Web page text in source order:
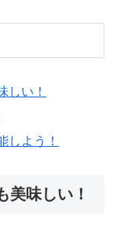
しい！
しよう！
美味しい！